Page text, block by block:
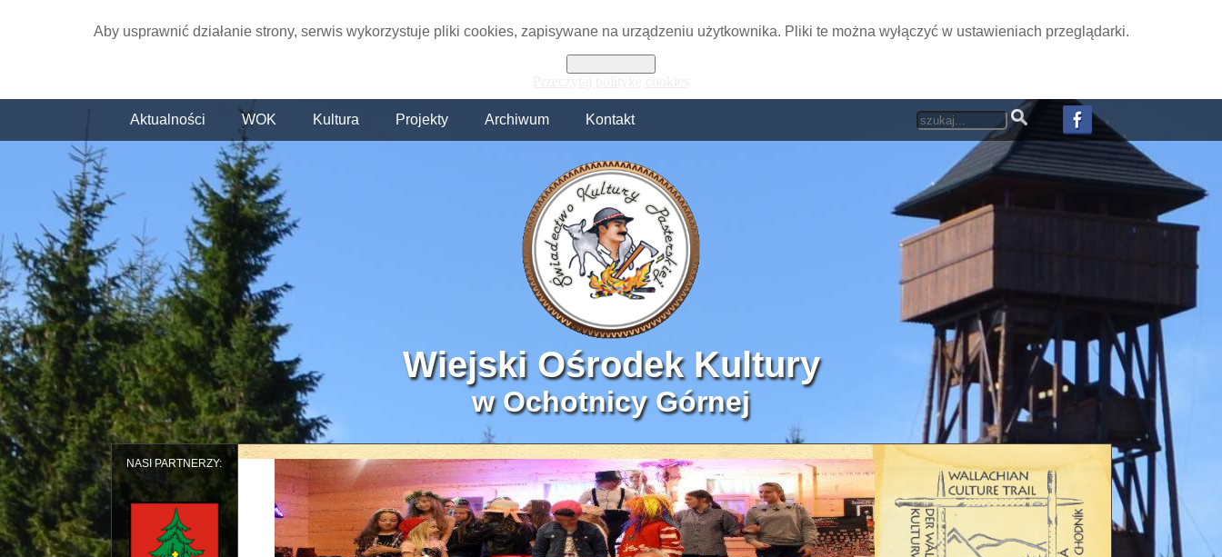
Aby usprawnić działanie strony, serwis wykorzystuje pliki cookies, zapisywane na urządzeniu użytkownika. Pliki te można wyłączyć w ustawieniach przeglądarki.
Aktualności WOK Kultura Projekty Archiwum Kontakt
Wiejski Ośrodek Kultury
w Ochotnicy Górnej
NASI PARTNERZY: